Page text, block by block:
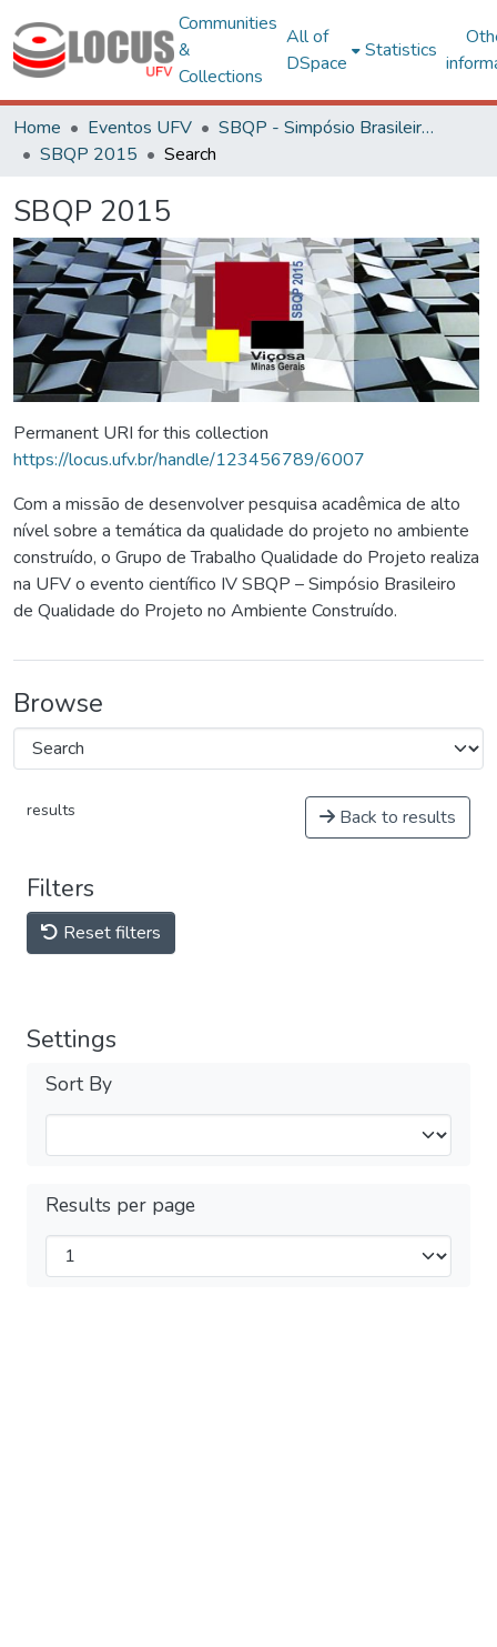
Communities
&
Collections
All of
DSpace
Statistics
Home Eventos UFV
SBQP - Simpósio Brasileiro de Qualidade do Projeto no Ambiente Construído
SBQP 2015
Search
SBQP 2015
Permanent URI for this collection
https://locus.ufv.br/handle/123456789/6007
Com a missão de desenvolver pesquisa acadêmica de alto
nível sobre a temática da qualidade do projeto no ambiente
construído, o Grupo de Trabalho Qualidade do Projeto realiza
na UFV o evento científico IV SBQP – Simpósio Brasileiro
de Qualidade do Projeto no Ambiente Construído.
Browse
results Back to results
Filters
Reset filters
Settings
Sort By
Results per page